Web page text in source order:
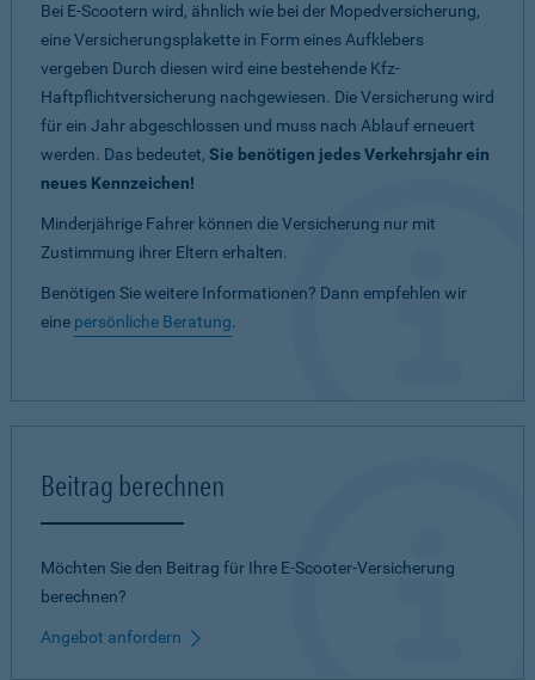
Bei E-Scootern wird, ähnlich wie bei der Mopedversicherung,
eine Versicherungsplakette in Form eines Aufklebers
vergeben Durch diesen wird eine bestehende Kfz-
Haftpflichtversicherung nachgewiesen. Die Versicherung wird
für ein Jahr abgeschlossen und muss nach Ablauf erneuert
werden. Das bedeutet, Sie benötigen jedes Verkehrsjahr ein
neues Kennzeichen!
Minderjährige Fahrer können die Versicherung nur mit
Zustimmung ihrer Eltern erhalten.
Benötigen Sie weitere Informationen? Dann empfehlen wir
eine persönliche Beratung.
Beitrag berechnen
Möchten Sie den Beitrag für Ihre E-Scooter-Versicherung
berechnen?
Angebot anfordern